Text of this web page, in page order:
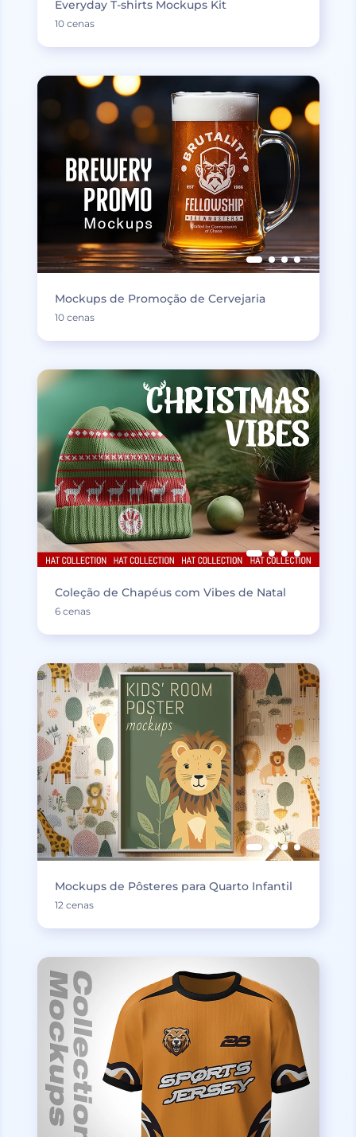
Everyday T-shirts Mockups Kit
10 cenas
Mockups de Promoção de Cervejaria
10 cenas
Coleção de Chapéus com Vibes de Natal
6 cenas
Mockups de Pôsteres para Quarto Infantil
12 cenas